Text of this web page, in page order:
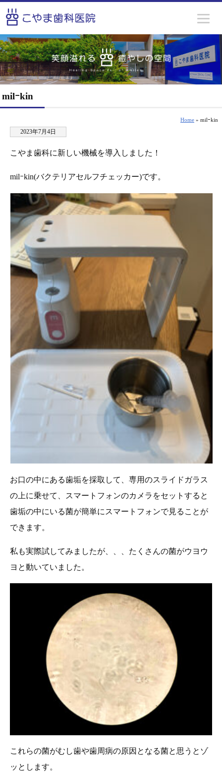
milｰkin
Home » milｰkin
2023年7月4日
こやま歯科に新しい機械を導入しました！
milｰkin(バクテリアセルフチェッカー)です。
お口の中にある歯垢を採取して、専用のスライドガラス
の上に乗せて、スマートフォンのカメラをセットすると
歯垢の中にいる菌が簡単にスマートフォンで見ることが
できます。
私も実際試してみましたが、、、たくさんの菌がウヨウ
ヨと動いていました。
これらの菌がむし歯や歯周病の原因となる菌と思うとゾ
ッとします。